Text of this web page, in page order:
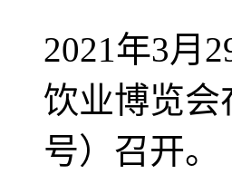
2021年3月
饮业博览会
号）召开。